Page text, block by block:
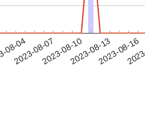
04
2023-08-072023-08-102023-08-132023-08-16